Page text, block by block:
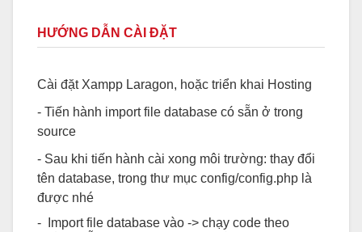
HƯỚNG DẪN CÀI ĐẶT
Cài đặt Xampp Laragon, hoặc triển khai Hosting
- Tiến hành import file database có sẵn ở trong
source
- Sau khi tiến hành cài xong môi trường: thay đổi
tên database, trong thư mục config/config.php là
được nhé
- Import file database vào -> chạy code theo